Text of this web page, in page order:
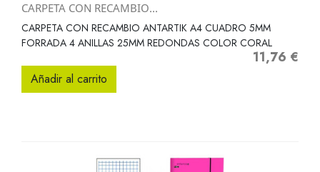
CARPETA CON RECAMBIO...
CARPETA CON RECAMBIO ANTARTIK A4 CUADRO 5MM
FORRADA 4 ANILLAS 25MM REDONDAS COLOR CORAL
Precio
11,76 €
Añadir al carrito